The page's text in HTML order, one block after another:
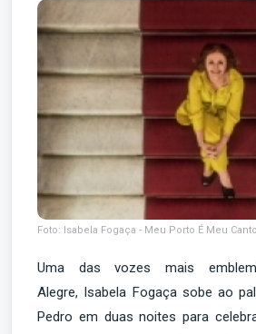
Foto: Isabela Fogaça - Meu Porto É Meu
Uma das vozes mais
Alegre, Isabela Fogaça sobe ao
Pedro em duas noites para